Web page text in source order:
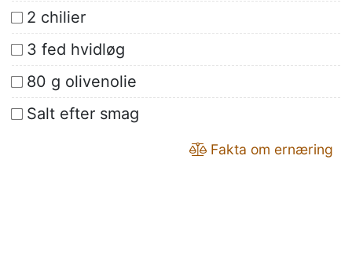
2 chilier
3 fed hvidløg
80 g olivenolie
Salt efter smag
Fakta om ernæring